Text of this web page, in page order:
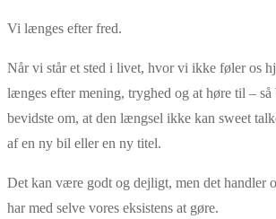
Vi længes efter fred.
Når vi står et sted i livet, hvor vi ikke føler os
længes efter mening, tryghed og at høre til –
bevidste om, at den længsel ikke kan sweet
af en ny bil eller en ny titel.
Det kan være godt og dejligt, men det handler
har med selve vores eksistens at gøre.